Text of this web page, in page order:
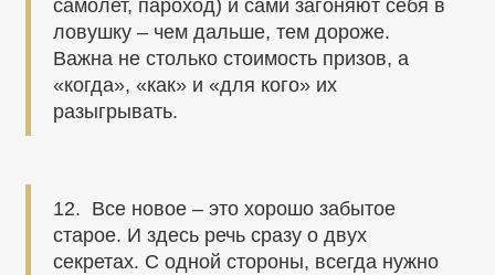
самолет, пароход) и сами загоняют себя в
ловушку – чем дальше, тем дороже.
Важна не столько стоимость призов, а
«когда», «как» и «для кого» их
разыгрывать.
12. Все новое – это хорошо забытое
старое. И здесь речь сразу о двух
секретах. С одной стороны, всегда нужно